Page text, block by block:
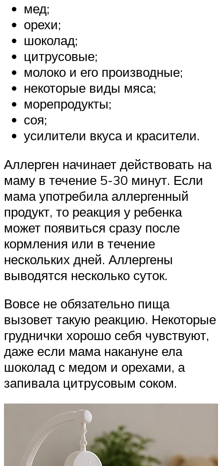
мед;
орехи;
шоколад;
цитрусовые;
молоко и его производные;
некоторые виды мяса;
морепродукты;
соя;
усилители вкуса и красители.
Аллерген начинает действовать на
маму в течение 5-30 минут. Если
мама употребила аллергенный
продукт, то реакция у ребенка
может появиться сразу после
кормления или в течение
нескольких дней. Аллергены
выводятся несколько суток.
Вовсе не обязательно пища
вызовет такую реакцию. Некоторые
груднички хорошо себя чувствуют,
даже если мама накануне ела
шоколад с медом и орехами, а
запивала цитрусовым соком.